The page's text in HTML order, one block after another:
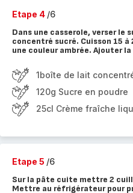
Etape 4 /6
Dans une casserole, verser le
concentré sucré. Cuisson 15
une couleur ambrée. Ajouter
1boîte de lait
120g Sucre en poudre
25cl Crème fraîche
Etape 5 /6
Sur la pâte cuite mettre 2
Mettre au réfrigérateur pour